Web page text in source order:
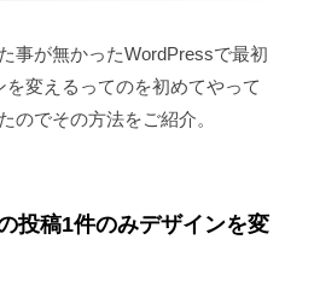
事が無かったWordPressで最初
変えるってのを初めてやって
のでその方法をご紹介。
投稿1件のみデザインを変